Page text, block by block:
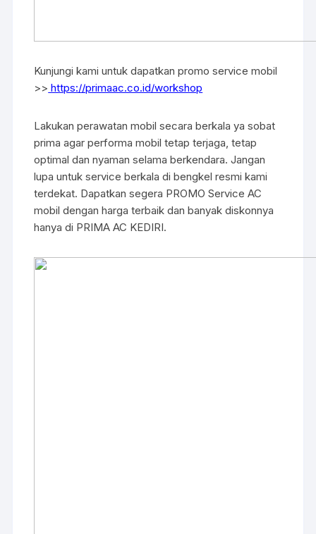
Kunjungi kami untuk dapatkan promo service mobil
>> https://primaac.co.id/workshop
Lakukan perawatan mobil secara berkala ya sobat
prima agar performa mobil tetap terjaga, tetap
optimal dan nyaman selama berkendara. Jangan
lupa untuk service berkala di bengkel resmi kami
terdekat. Dapatkan segera PROMO Service AC
mobil dengan harga terbaik dan banyak diskonnya
hanya di PRIMA AC KEDIRI.